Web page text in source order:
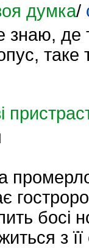
думка/
знаю, де
таке
босі
з її